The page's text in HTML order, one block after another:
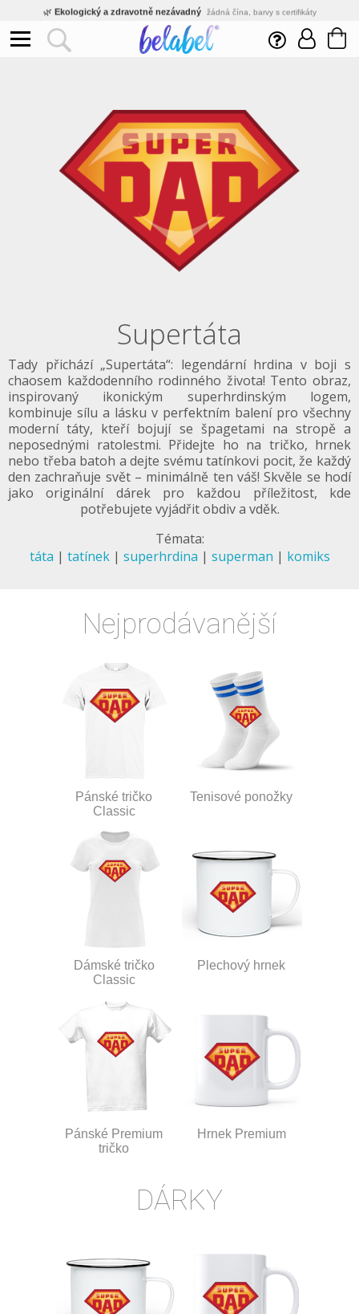
🌿 Ekologický a zdravotně nezávadný žádná čína, barvy s certifikáty
Inovativní výroba vlastní vývoj, nejnovější technologie
Rychlé dodání expedujeme do 24h
Český eshop s tradicí od roku 2010 tisíce spokojených zákazníků
Supertáta
Tady přichází „Supertáta“: legendární hrdina v boji s
chaosem každodenního rodinného života! Tento obraz,
inspirovaný ikonickým superhrdinským logem,
kombinuje sílu a lásku v perfektním balení pro všechny
moderní táty, kteří bojují se špagetami na stropě a
neposednými ratolestmi. Přidejte ho na tričko, hrnek
nebo třeba batoh a dejte svému tatínkovi pocit, že každý
den zachraňuje svět – minimálně ten váš! Skvěle se hodí
jako originální dárek pro každou příležitost, kde
potřebujete vyjádřit obdiv a vděk.
Témata:
táta | tatínek| superhrdina | superman | komiks
Nejprodávanější
Pánské tričko
Classic
Tenisové ponožky
Dámské tričko
Classic
Plechový hrnek
Pánské Premium
tričko
Hrnek Premium
DÁRKY